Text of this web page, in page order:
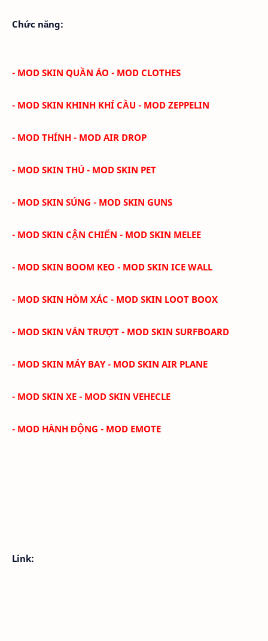
Chức năng:
- MOD SKIN QUẦN ÁO - MOD CLOTHES
- MOD SKIN KHINH KHÍ CẦU - MOD ZEPPELIN
- MOD THÍNH - MOD AIR DROP
- MOD SKIN THÚ - MOD SKIN PET
- MOD SKIN SÚNG - MOD SKIN GUNS
- MOD SKIN CẬN CHIẾN - MOD SKIN MELEE
- MOD SKIN BOOM KEO - MOD SKIN ICE WALL
- MOD SKIN HÒM XÁC - MOD SKIN LOOT BOOX
- MOD SKIN VÁN TRƯỢT - MOD SKIN SURFBOARD
- MOD SKIN MÁY BAY - MOD SKIN AIR PLANE
- MOD SKIN XE - MOD SKIN VEHECLE
- MOD HÀNH ĐỘNG - MOD EMOTE
Link: